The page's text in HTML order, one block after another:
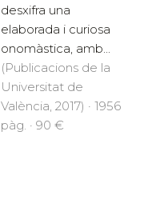
desxifra una
elaborada i curiosa
onomàstica, amb...
(Publicacions de la
Universitat de
València, 2017) · 1956
pàg. · 90 €